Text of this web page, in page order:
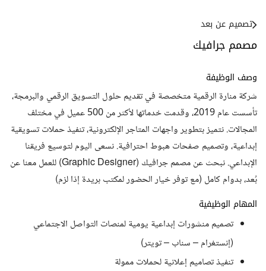
مصمم جرافيك
تصميم عن بعد
وصف الوظيفة
شركة منارة الرقمية متخصصة في تقديم حلول التسويق الرقمي والبرمجة،
تأسست عام 2019، وقدمت خدماتها لأكثر من 500 عميل في مختلف
المجالات. نتميز بتطوير واجهات المتاجر الإلكترونية، تنفيذ حملات تسويقية
إبداعية، وتصميم صفحات هبوط احترافية. نسعى اليوم لتوسيع فريقنا
الإبداعي. نبحث عن مصمم جرافيك (Graphic Designer) للعمل معنا عن
بُعد، بدوام كامل (مع توفر خيار الحضور لمكتب بريدة إذا لزم)
المهام الوظيفية
تصميم منشورات إبداعية يومية لمنصات التواصل الاجتماعي
(إنستغرام – سناب – تويتر)
تنفيذ تصاميم إعلانية لحملات ممولة